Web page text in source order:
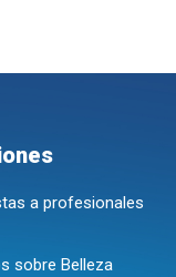
a profesionales
sobre Belleza